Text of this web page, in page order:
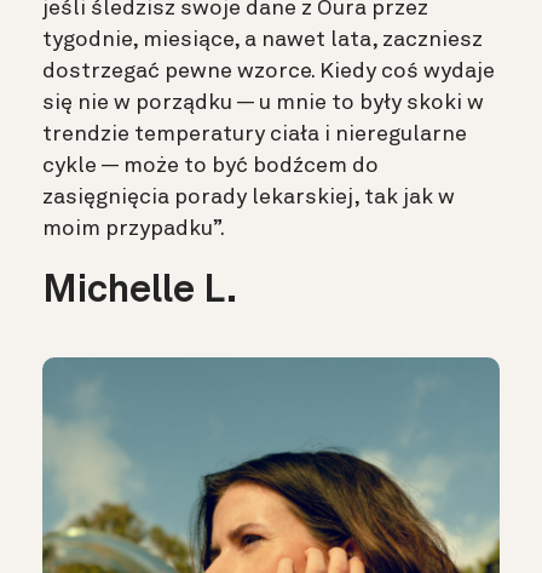
jeśli śledzisz swoje dane z Oura przez
tygodnie, miesiące, a nawet lata, zaczniesz
dostrzegać pewne wzorce. Kiedy coś wydaje
się nie w porządku — u mnie to były skoki w
trendzie temperatury ciała i nieregularne
cykle — może to być bodźcem do
zasięgnięcia porady lekarskiej, tak jak w
moim przypadku”.
Michelle L.